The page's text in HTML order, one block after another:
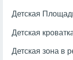
Детская
Детская
Детская зона в